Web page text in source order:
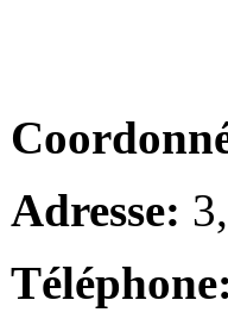
Adresse:
Téléphone: